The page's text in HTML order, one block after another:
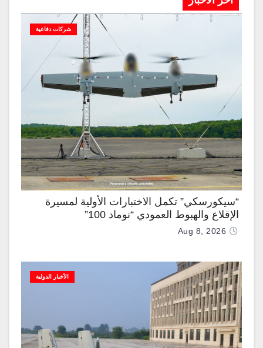
شركات دفاعية
“سيكورسكي” تكمل الاختبارات الأولية لمسيرة
الإقلاع والهبوط العمودي “نوماد 100”
Aug 8, 2026
الأخبار الدولية